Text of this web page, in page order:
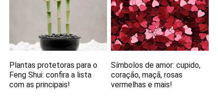
Plantas protetoras para o
Feng Shui: confira a lista
com as principais!
Símbolos de amor: cupido,
coração, maçã, rosas
vermelhas e mais!